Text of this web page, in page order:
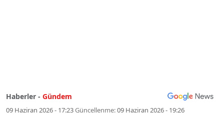
Haberler - Gündem
09 Haziran 2026 - 17:23Güncellenme:09 Haziran 2026 - 19:26